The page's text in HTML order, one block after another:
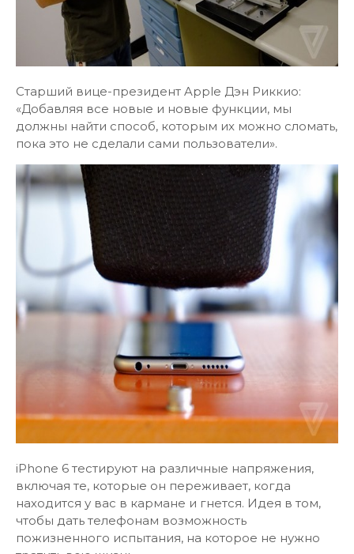
Старший вице-президент Apple Дэн Риккио:
«Добавляя все новые и новые функции, мы
должны найти способ, которым их можно сломать,
пока это не сделали сами пользователи».
iPhone 6 тестируют на различные напряжения,
включая те, которые он переживает, когда
находится у вас в кармане и гнется. Идея в том,
чтобы дать телефонам возможность
пожизненного испытания, на которое не нужно